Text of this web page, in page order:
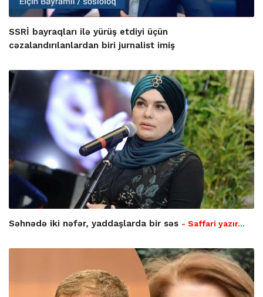
SSRİ bayraqları ilə yürüş etdiyi üçün
cəzalandırılanlardan biri jurnalist imiş
Səhnədə iki nəfər, yaddaşlarda bir səs - Saffari yazır…